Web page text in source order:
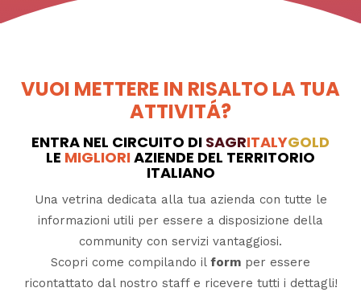
VUOI METTERE IN RISALTO LA TUA
ATTIVITÁ?
ENTRA NEL CIRCUITO DI SAGRITALYGOLD
LE MIGLIORIAZIENDE DEL TERRITORIO
ITALIANO
Una vetrina dedicata alla tua azienda con tutte le
informazioni utili per essere a disposizione della
community con servizi vantaggiosi.
Scopri come compilando il form per essere
ricontattato dal nostro staff e ricevere tutti i dettagli!